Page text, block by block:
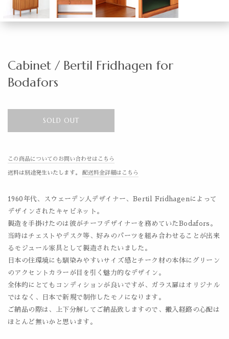
Cabinet / Bertil Fridhagen for
Bodafors
SOLD OUT
この商品についてのお問い合わせはこちら
送料は別途発生いたします。 配送料金詳細はこちら
1960年代、スウェーデン人デザイナー、Bertil Fridhagenによって
デザインされたキャビネット。
製造を手掛けたのは彼がチーフデザイナーを務めていたBodafors。
当時はチェストやデスク等、好みのパーツを組み合わせることが出来
るモジュール家具として製造されたいました。
日本の住環境にも馴染みやすいサイズ感とチーク材の本体にグリーン
のアクセントカラーが目を引く魅力的なデザイン。
全体的にとてもコンディションが良いですが、ガラス扉はオリジナル
ではなく、日本で新規で制作したモノになります。
ご納品の際は、上下分解してご納品致しますので、搬入経路の心配は
ほとんど無いかと思います。